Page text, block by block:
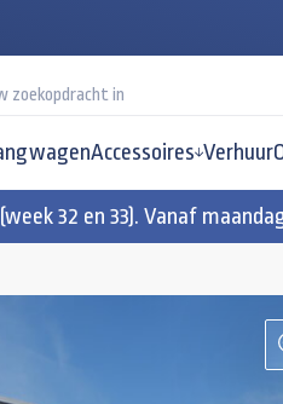
Accessoires Verhuur
32 en 33). Vanaf